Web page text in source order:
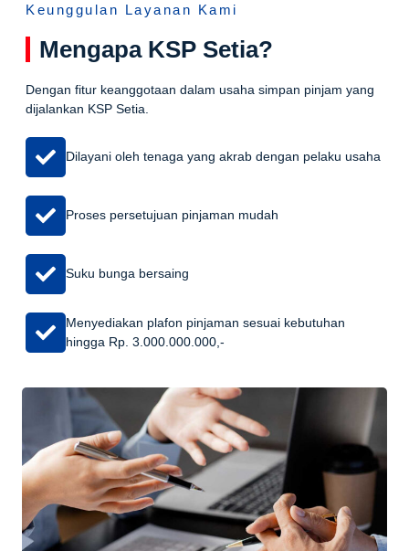
Keunggulan Layanan Kami
Mengapa KSP Setia?
Dengan fitur keanggotaan dalam usaha simpan pinjam yang
dijalankan KSP Setia.
Dilayani oleh tenaga yang akrab dengan pelaku usaha
Proses persetujuan pinjaman mudah
Suku bunga bersaing
Menyediakan plafon pinjaman sesuai kebutuhan
hingga Rp. 3.000.000.000,-